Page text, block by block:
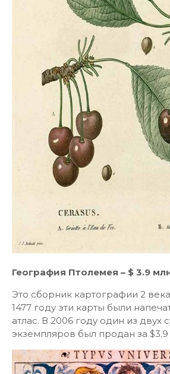
География Птолемея – $ 3.9
Это сборник картографии 2
1477 году эти карты были
атлас. В 2006 году один из двух
экземпляров был продан за $3.9